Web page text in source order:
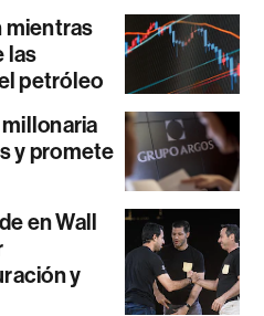
mientras
las
petróleo
y promete
en Wall
y